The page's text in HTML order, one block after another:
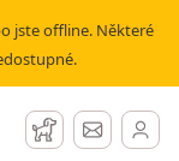
jste offline. Některé
Hlídací pes
Zprávy